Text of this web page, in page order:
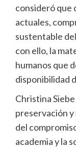
consideró que
actuales,
sustentable
con ello, la
humanos que
disponibilidad
Christina
preservación
del
academia y la